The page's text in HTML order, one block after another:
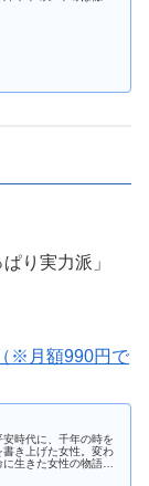
り実力派」
※月額990円で
時代に、千年の時を
き上げた女性。変わ
生きた女性の物語。